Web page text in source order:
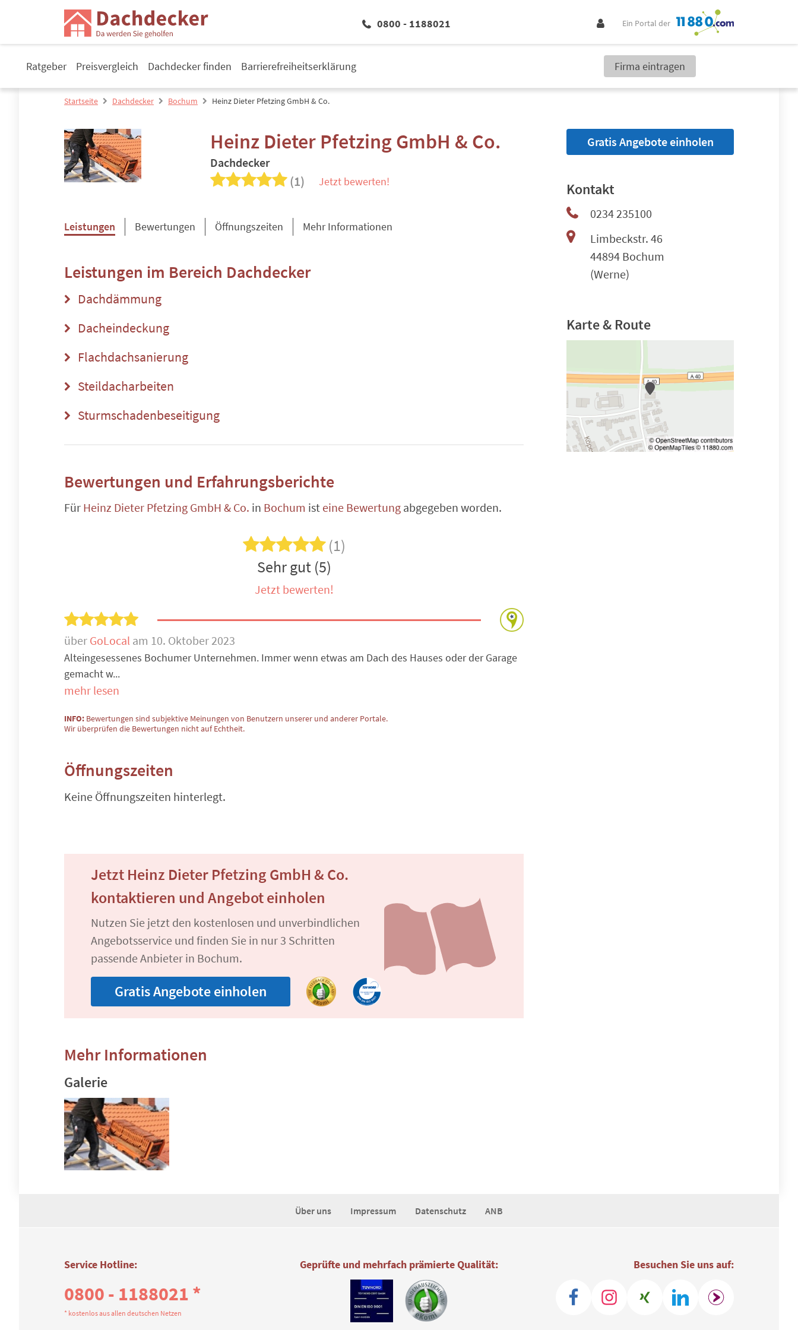
0800 - 1188021 Ein Portal der
Ratgeber Preisvergleich Dachdecker finden Barrierefreiheitserklärung Firma eintragen
Startseite Dachdecker Bochum Heinz Dieter Pfetzing GmbH & Co.
Heinz Dieter Pfetzing GmbH & Co.
Dachdecker
(1) Jetzt bewerten!
Leistungen Bewertungen Öffnungszeiten Mehr Informationen
Leistungen im Bereich Dachdecker
Dachdämmung
Dacheindeckung
Flachdachsanierung
Steildacharbeiten
Sturmschadenbeseitigung
Bewertungen und Erfahrungsberichte
Für Heinz Dieter Pfetzing GmbH & Co. in Bochum ist eine Bewertung abgegeben worden.
(1)
Sehr gut (5)
Jetzt bewerten!
über GoLocal am 10. Oktober 2023
Alteingesessenes Bochumer Unternehmen. Immer wenn etwas am Dach des Hauses oder der Garage
gemacht w...
mehr lesen
INFO: Bewertungen sind subjektive Meinungen von Benutzern unserer und anderer Portale.
Wir überprüfen die Bewertungen nicht auf Echtheit.
Öffnungszeiten
Keine Öffnungszeiten hinterlegt.
Jetzt Heinz Dieter Pfetzing GmbH & Co.
kontaktieren und Angebot einholen
Nutzen Sie jetzt den kostenlosen und unverbindlichen
Angebotsservice und finden Sie in nur 3 Schritten
passende Anbieter in Bochum.
Gratis Angebote einholen
Mehr Informationen
Galerie
Gratis Angebote einholen
Kontakt
0234 235100
Limbeckstr. 46
44894 Bochum
(Werne)
Karte & Route
Über uns Impressum Datenschutz ANB
Service Hotline:
0800 - 1188021 *
* kostenlos aus allen deutschen Netzen
Besuchen Sie uns auf:
Geprüfte und mehrfach prämierte Qualität: